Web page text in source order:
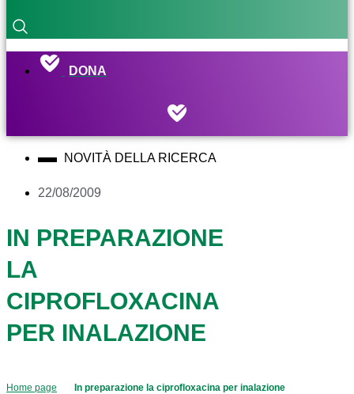
DONA
NOVITÀ DELLA RICERCA
22/08/2009
IN PREPARAZIONE
LA
CIPROFLOXACINA
PER INALAZIONE
Home page In preparazione la ciprofloxacina per inalazione